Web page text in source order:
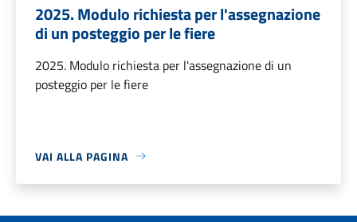
2025. Modulo richiesta per l'assegnazione
di un posteggio per le fiere
2025. Modulo richiesta per l'assegnazione di un
posteggio per le fiere
VAI ALLA PAGINA